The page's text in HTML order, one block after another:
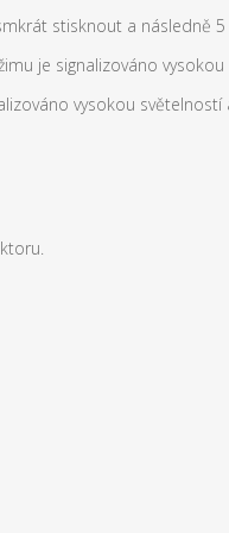
stisknout a následně
je signalizováno
vysokou